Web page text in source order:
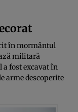
în mormântul
militară
a fost excavat în
arme descoperite